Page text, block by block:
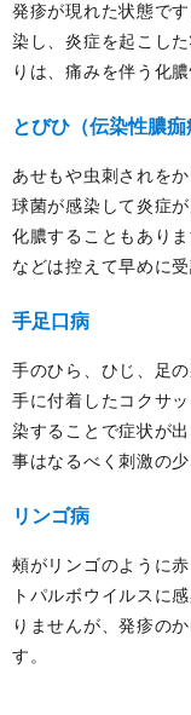
発疹が現れた状態で
染し、炎症を起こし
りは、痛みを伴う化
とびひ（伝染性膿痂
あせもや虫刺されを
球菌が感染して炎症
化膿することもあり
などは控えて早めに
手足口病
手のひら、ひじ、足
手に付着したコクサ
染することで症状が
事はなるべく刺激の
リンゴ病
頰がリンゴのように
トパルボウイルスに
りませんが、発疹の
す。